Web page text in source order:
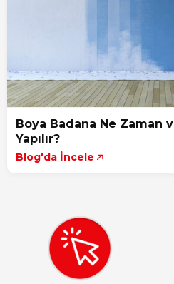
Boya Badana Ne Zaman
Yapılır?
Blog'da İncele